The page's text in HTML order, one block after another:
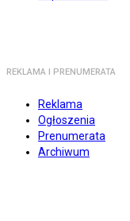
REKLAMA I PRENUMERATA
Reklama
Ogłoszenia
Prenumerata
Archiwum